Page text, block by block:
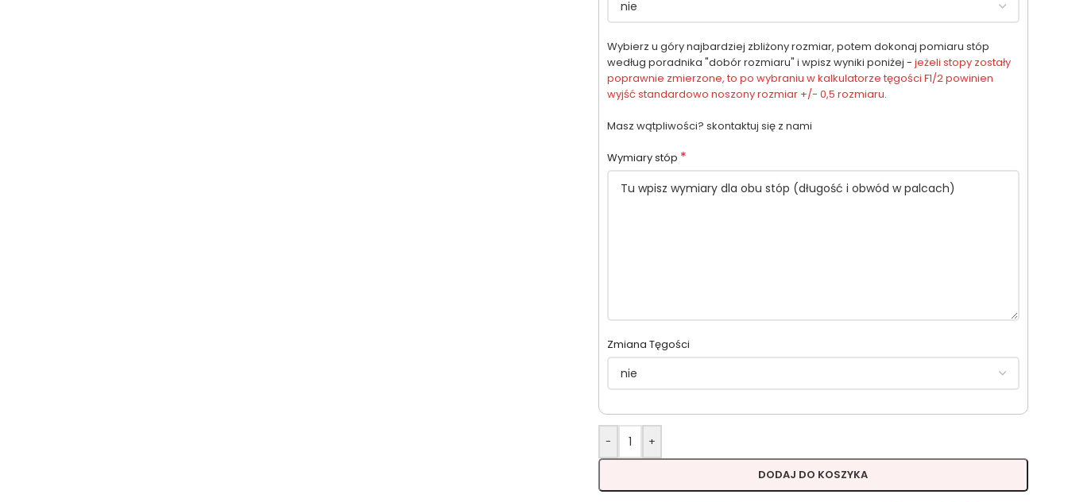
Wybierz u góry najbardziej zbliżony rozmiar, potem dokonaj pomiaru stóp
według poradnika "dobór rozmiaru" i wpisz wyniki poniżej -jeżeli stopy zostały
poprawnie zmierzone, to po wybraniu w kalkulatorze tęgości F1/2 powinien
wyjść standardowo noszony rozmiar +/- 0,5 rozmiaru.
Masz wątpliwości? skontaktuj się z nami
Wymiary stóp *
Zmiana Tęgości
- +
DODAJ DO KOSZYKA